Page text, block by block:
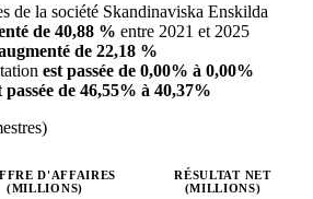
de la société Skandinaviska Enskilda
de 40,88 % entre 2021 et 2025
de 22,18 %
est passée de 0,00% à 0,00%
passée de 46,55% à 40,37%
D'AFFAIRES
(MILLIONS)
RÉSULTAT NET
(MILLIONS)